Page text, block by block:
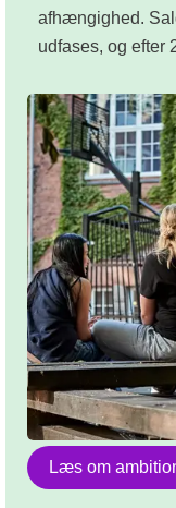
afhængighed.
udfases, og efter
Læs om